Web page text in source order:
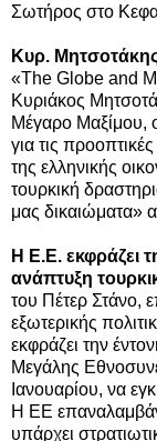
Σωτήρος στο
Κυρ.
«The Globe and
Κυριάκος
Μέγαρο Μαξίμου,
για τις
της ελληνικής
τουρκική
μας δικαιώματα»
Η E.E. εκφράζει
ανάπτυξη
του Πέτερ Στάνο,
εξωτερικής
εκφράζει την
Μεγάλης
Ιανουαρίου, να
Η ΕΕ
υπάρχει